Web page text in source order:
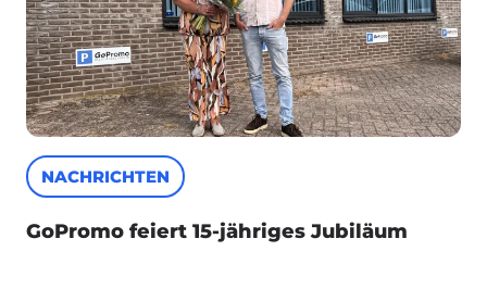
NACHRICHTEN
GoPromo feiert 15-jähriges Jubiläum